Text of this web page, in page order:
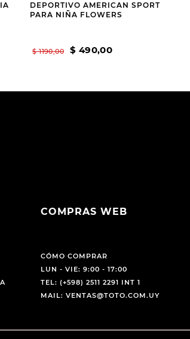
DEPORTIVO AMERICAN SPORT
PARA NIÑA FLOWERS
$ 1190,00 $ 490,00
COMPRAS WEB
CÓMO COMPRAR
LUN - VIE: 9:00 - 17:00
TEL: (+598) 2511 2291 INT 1
MAIL: VENTAS@TOTO.COM.UY